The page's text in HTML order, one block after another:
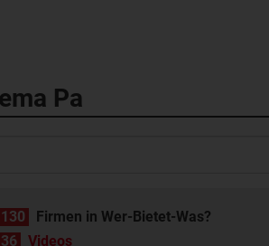
Pa
130
Firmen in Wer-Bietet-Was?
36
Videos